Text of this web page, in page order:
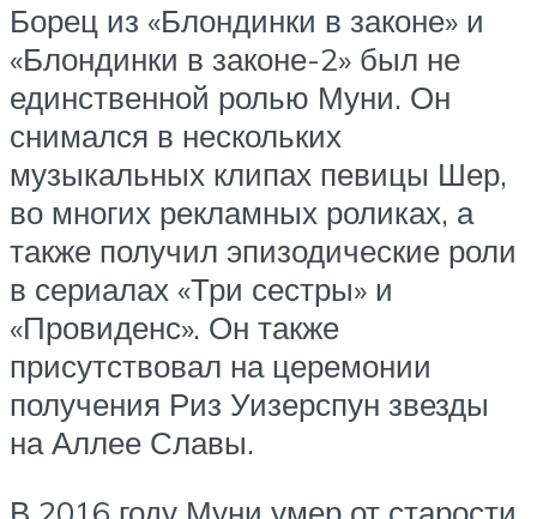
Борец из «Блондинки в законе» и
«Блондинки в законе-2» был не
единственной ролью Муни. Он
снимался в нескольких
музыкальных клипах певицы Шер,
во многих рекламных роликах, а
также получил эпизодические роли
в сериалах «Три сестры» и
«Провиденс». Он также
присутствовал на церемонии
получения Риз Уизерспун звезды
на Аллее Славы.